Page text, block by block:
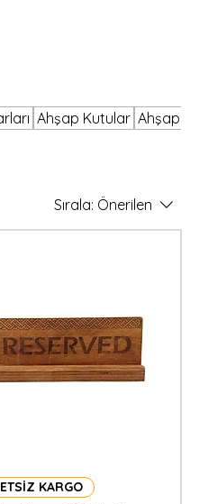
Ahşap Kutular Ahşap
Sırala: Önerilen
KARGO